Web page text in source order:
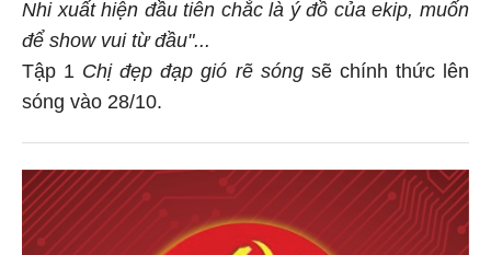
Nhi xuất hiện đầu tiên chắc là ý đồ của ekip, muốn
để show vui từ đầu"...
Tập 1 Chị đẹp đạp gió rẽ sóngsẽ chính thức lên
sóng vào 28/10.